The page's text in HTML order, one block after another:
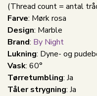
(Thread count = antal
Farve: Mørk rosa
Design: Marble
Brand: By Night
Lukning: Dyne- og
Vask: 60°
Tørretumbling: Ja
Tåler strygning: Ja